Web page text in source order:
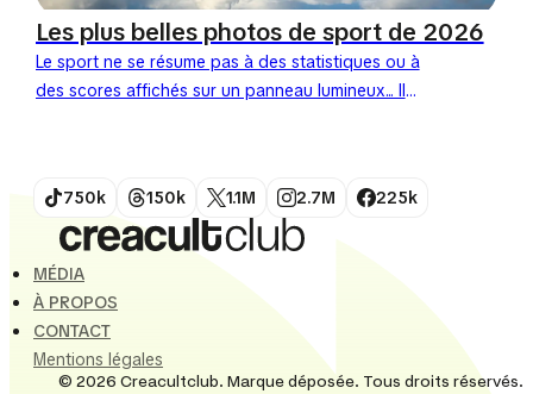
Les plus belles photos de sport de 2026
Le sport ne se résume pas à des statistiques ou à
des scores affichés sur un panneau lumineux... Il
750k 150k 1.1M 2.7M 225k
MÉDIA
À PROPOS
CONTACT
Mentions légales
© 2026 Creacultclub. Marque déposée. Tous droits réservés.